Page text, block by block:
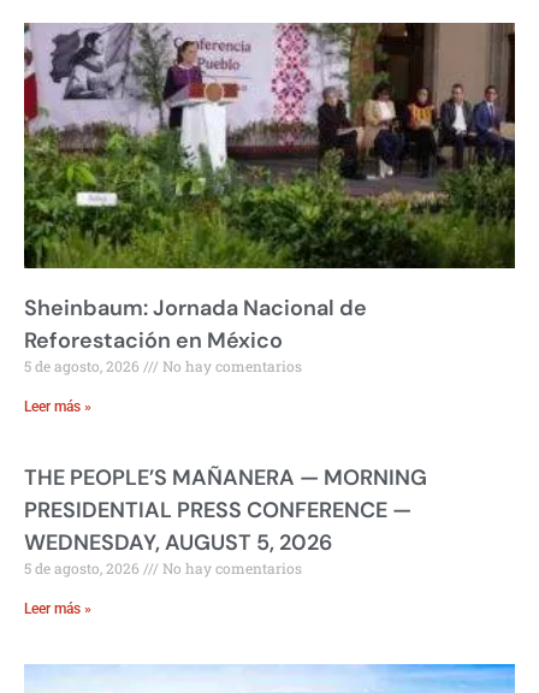
Sheinbaum: Jornada Nacional de
Reforestación en México
5 de agosto, 2026 No hay comentarios
Leer más »
THE PEOPLE’S MAÑANERA — MORNING
PRESIDENTIAL PRESS CONFERENCE —
WEDNESDAY, AUGUST 5, 2026
5 de agosto, 2026 No hay comentarios
Leer más »